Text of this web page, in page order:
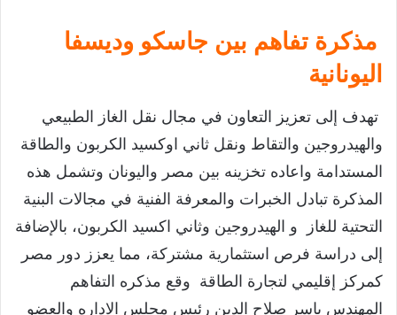
مذكرة تفاهم بين جاسكو وديسفا
اليونانية
تهدف إلى تعزيز التعاون في مجال نقل الغاز الطبيعي
والهيدروجين والتقاط ونقل ثاني اوكسيد الكربون والطاقة
المستدامة واعاده تخزينه بين مصر واليونان وتشمل هذه
المذكرة تبادل الخبرات والمعرفة الفنية في مجالات البنية
التحتية للغاز و الهيدروجين وثاني اكسيد الكربون، بالإضافة
إلى دراسة فرص استثمارية مشتركة، مما يعزز دور مصر
كمركز إقليمي لتجارة الطاقة وقع مذكره التفاهم
المهندس ياسر صلاح الدين رئيس مجلس الاداره والعضو